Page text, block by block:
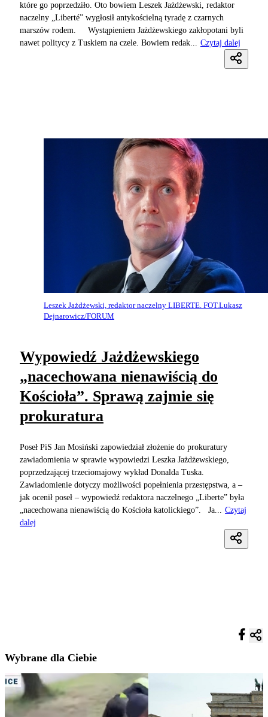
które go poprzedziło. Oto bowiem Leszek Jażdżewski, redaktor
naczelny „Liberté” wygłosił antykościelną tyradę z czarnych
marszów rodem. Wystąpieniem Jażdżewskiego zakłopotani byli
nawet politycy z Tuskiem na czele. Bowiem redak...
Czytaj dalej
Leszek Jażdżewski, redaktor naczelny LIBERTE. FOT.Lukasz
Dejnarowicz/FORUM
Wypowiedź Jażdżewskiego
„nacechowana nienawiścią do
Kościoła”. Sprawą zajmie się
prokuratura
Poseł PiS Jan Mosiński zapowiedział złożenie do prokuratury
zawiadomienia w sprawie wypowiedzi Leszka Jażdżewskiego,
poprzedzającej trzeciomajowy wykład Donalda Tuska.
Zawiadomienie dotyczy możliwości popełnienia przestępstwa, a –
jak ocenił poseł – wypowiedź redaktora naczelnego „Liberte” była
„nacechowana nienawiścią do Kościoła katolickiego”. Ja... Czytaj
dalej
Wybrane dla Ciebie